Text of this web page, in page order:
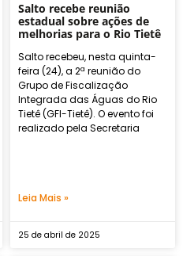
Salto recebe reunião
estadual sobre ações de
melhorias para o Rio Tietê
Salto recebeu, nesta quinta-
feira (24), a 2ª reunião do
Grupo de Fiscalização
Integrada das Águas do Rio
Tietê (GFI-Tietê). O evento foi
realizado pela Secretaria
Leia Mais »
25 de abril de 2025